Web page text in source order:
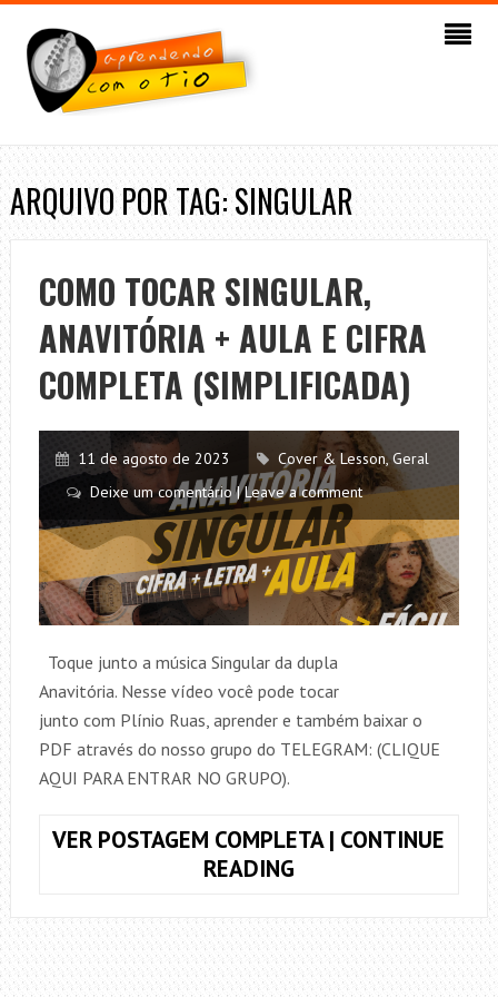
ARQUIVO POR TAG: SINGULAR
COMO TOCAR SINGULAR,
ANAVITÓRIA + AULA E CIFRA
COMPLETA (SIMPLIFICADA)
11 de agosto de 2023 Cover & Lesson,Geral
Deixe um comentário | Leave a comment
Toque junto a música Singular da dupla
Anavitória. Nesse vídeo você pode tocar
junto com Plínio Ruas, aprender e também baixar o
PDF através do nosso grupo do TELEGRAM: (CLIQUE
AQUI PARA ENTRAR NO GRUPO).
VER POSTAGEM COMPLETA | CONTINUE
READINGCOMO
SINGULAR,
ANAVITÓRIA
+